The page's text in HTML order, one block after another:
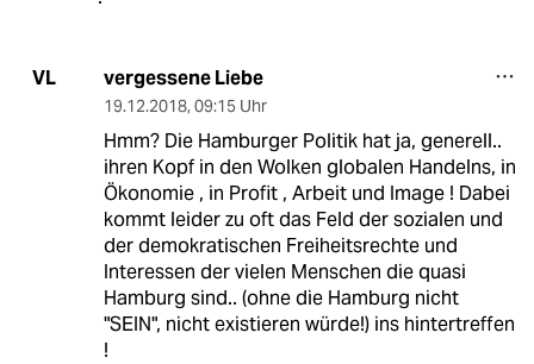
VL vergessene Liebe
19.12.2018, 09:15 Uhr
Hmm? Die Hamburger Politik hat ja, generell..
ihren Kopf in den Wolken globalen Handelns, in
Ökonomie , in Profit , Arbeit und Image ! Dabei
kommt leider zu oft das Feld der sozialen und
der demokratischen Freiheitsrechte und
Interessen der vielen Menschen die quasi
Hamburg sind.. (ohne die Hamburg nicht
"SEIN", nicht existieren würde!) ins hintertreffen
!